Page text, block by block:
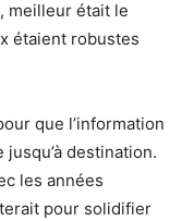
meilleur était le
étaient robustes
que l’information
destination.
les années
pour solidifier